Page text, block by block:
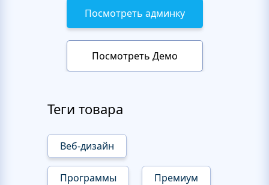
Посмотреть админку
Посмотреть Демо
Теги товара
Веб-дизайн
Программы Премиум